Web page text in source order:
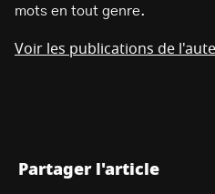
mots en tout genre.
Voir les publications de
Partager l'article